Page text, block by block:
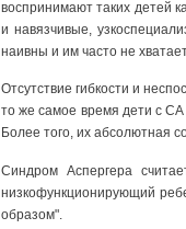
воспринимают таких детей
и навязчивые,
наивны и им часто не
Отсутствие гибкости и
то же самое время дети с
Более того, их абсолютная
Синдром Аспергера
низкофункционирующий
образом".